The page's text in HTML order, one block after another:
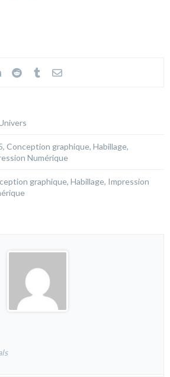
Conception graphique, Habillage,
Numérique
graphique, Habillage, Impression